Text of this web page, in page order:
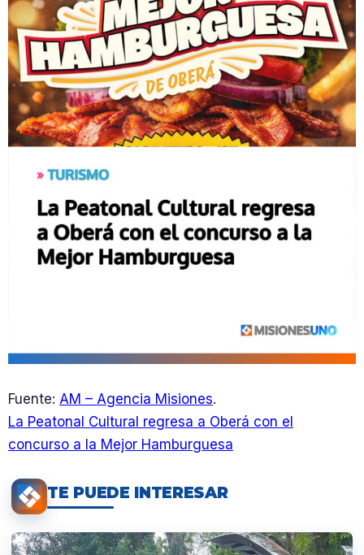
Fuente: AM – Agencia Misiones.
La Peatonal Cultural regresa a Oberá con el
concurso a la Mejor Hamburguesa
TE PUEDE INTERESAR